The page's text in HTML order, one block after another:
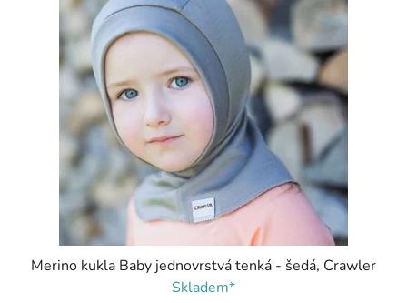
Merino kukla Baby jednovrstvá tenká - šedá, Crawler
Skladem*